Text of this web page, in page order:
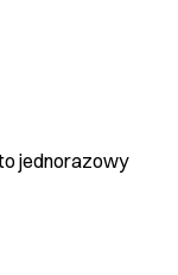
jednorazowy